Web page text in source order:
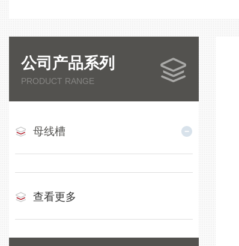
公司产品系列
PRODUCT RANGE
母线槽
查看更多